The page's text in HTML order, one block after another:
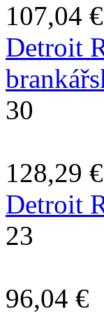
107,04 €
Detroit
30
128,29 €
Detroit
23
96,04 €